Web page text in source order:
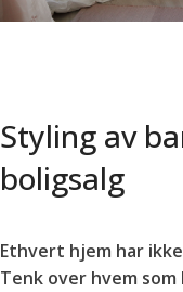
Styling av
boligsalg
Ethvert hjem har
Tenk over hvem